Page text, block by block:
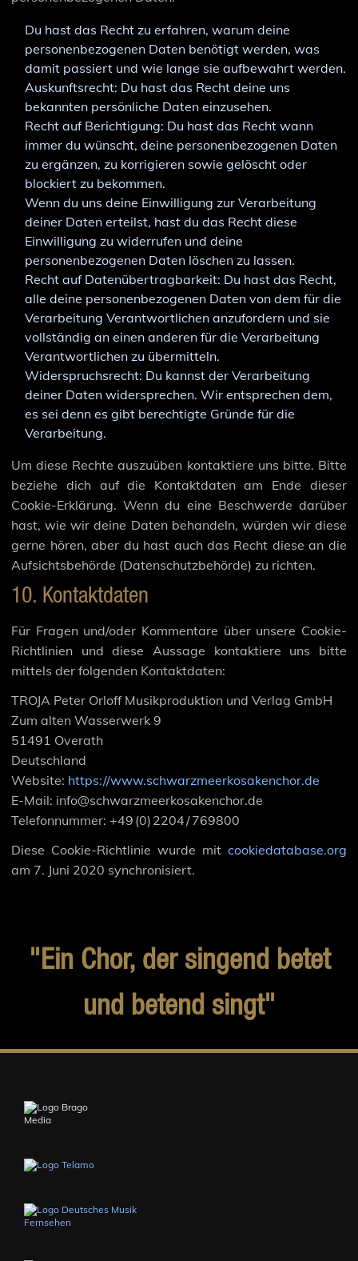
Du hast das Recht zu erfahren, warum deine
personenbezogenen Daten benötigt werden, was
damit passiert und wie lange sie aufbewahrt werden.
Auskunftsrecht: Du hast das Recht deine uns
bekannten persönliche Daten einzusehen.
Recht auf Berichtigung: Du hast das Recht wann
immer du wünscht, deine personenbezogenen Daten
zu ergänzen, zu korrigieren sowie gelöscht oder
blockiert zu bekommen.
Wenn du uns deine Einwilligung zur Verarbeitung
deiner Daten erteilst, hast du das Recht diese
Einwilligung zu widerrufen und deine
personenbezogenen Daten löschen zu lassen.
Recht auf Datenübertragbarkeit: Du hast das Recht,
alle deine personenbezogenen Daten von dem für die
Verarbeitung Verantwortlichen anzufordern und sie
vollständig an einen anderen für die Verarbeitung
Verantwortlichen zu übermitteln.
Widerspruchsrecht: Du kannst der Verarbeitung
deiner Daten widersprechen. Wir entsprechen dem,
es sei denn es gibt berechtigte Gründe für die
Verarbeitung.
Um diese Rechte auszuüben kontaktiere uns bitte. Bitte
beziehe dich auf die Kontaktdaten am Ende dieser
Cookie-Erklärung. Wenn du eine Beschwerde darüber
hast, wie wir deine Daten behandeln, würden wir diese
gerne hören, aber du hast auch das Recht diese an die
Aufsichtsbehörde (Datenschutzbehörde) zu richten.
10. Kontaktdaten
Für Fragen und/oder Kommentare über unsere Cookie-
Richtlinien und diese Aussage kontaktiere uns bitte
mittels der folgenden Kontaktdaten:
TROJA Peter Orloff Musikproduktion und Verlag GmbH
Zum alten Wasserwerk 9
51491 Overath
Deutschland
Website: https://www.schwarzmeerkosakenchor.de
E-Mail: info@schwarzmeerkosakenchor.de
Telefonnummer: +49 (0) 2204 / 769800
Diese Cookie-Richtlinie wurde mit cookiedatabase.org
am 7. Juni 2020 synchronisiert.
"Ein Chor, der singend betet
und betend singt"